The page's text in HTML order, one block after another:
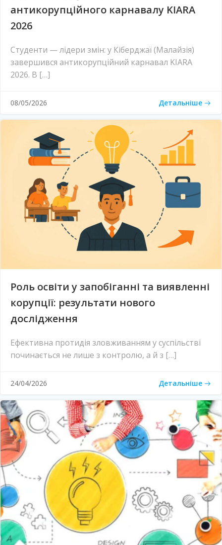
антикорупційного карнавалу KIARA
2026
Студенти — лідери змін: у Кіберджаї (Малайзія)
завершився антикорупційний карнавал KIARA
2026. В […]
08/05/2026 Детальніше
Роль освіти у запобіганні та виявленні
корупції: результати нового
дослідження
Ефективна протидія зловживанням у суспільстві
починається не лише з контролю, а й з […]
24/04/2026 Детальніше